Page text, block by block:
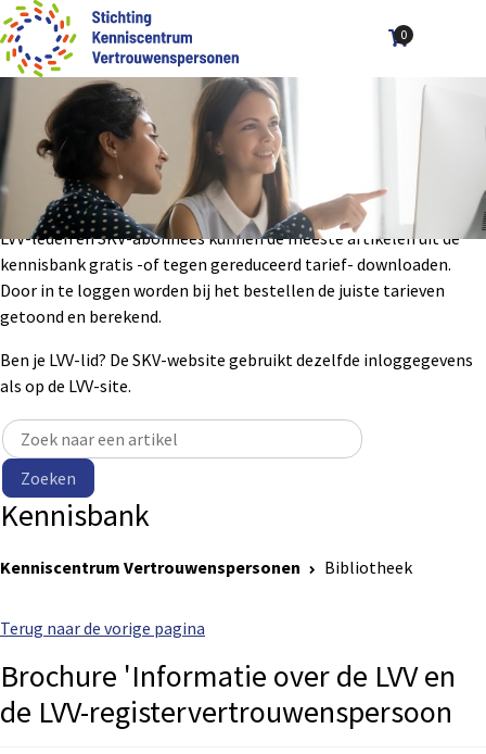
Aantal
0
Zoek
De Kennisbank van de SKV is de vindplaats van kennis, informatie
en data op het gebied van de functie van vertrouwenspersoon.
Deze kennis wordt verzameld en gebruikt door de LVV en de SKV.
De Kennisbank richt zich op de uitwisseling van kennis binnen en
buiten de LVV, de SKV en de stakeholders.
LVV-leden en SKV-abonnees kunnen de meeste artikelen uit de
kennisbank gratis -of tegen gereduceerd tarief- downloaden.
Door in te loggen worden bij het bestellen de juiste tarieven
getoond en berekend.
Ben je LVV-lid? De SKV-website gebruikt dezelfde inloggegevens
als op de LVV-site.
Zoeken
Kennisbank
Kenniscentrum Vertrouwenspersonen Bibliotheek
Terug naar de vorige pagina
Brochure 'Informatie over de LVV en
de LVV-registervertrouwenspersoon